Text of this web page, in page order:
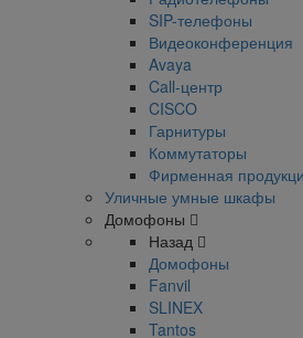
SIP-телефоны
Видеоконференция
Avaya
Call-центр
CISCO
Гарнитуры
Коммутаторы
Фирменная
Уличные умные шкафы
Домофоны
Назад
Домофоны
Fanvil
SLINEX
Tantos